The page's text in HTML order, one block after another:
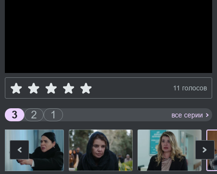
11 голосов
3 2 1 все серии